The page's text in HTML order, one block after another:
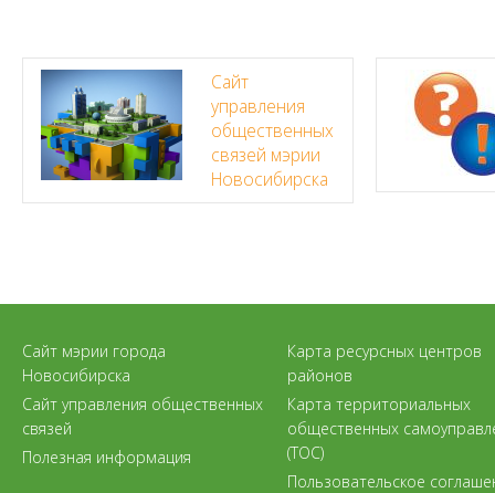
Сайт
управления
общественных
связей мэрии
Новосибирска
Сайт мэрии города
Новосибирска
Сайт управления общественных
связей
Полезная информация
Карта ресурсных центров
районов
Карта территориальных
общественных
(ТОС)
Пользовательское